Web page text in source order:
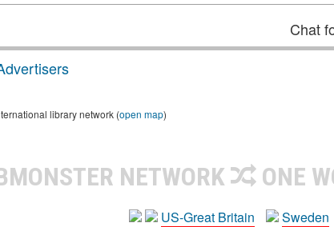
Chat
library network (open map)
NETWORK ONE
US-Great Britain Sweden